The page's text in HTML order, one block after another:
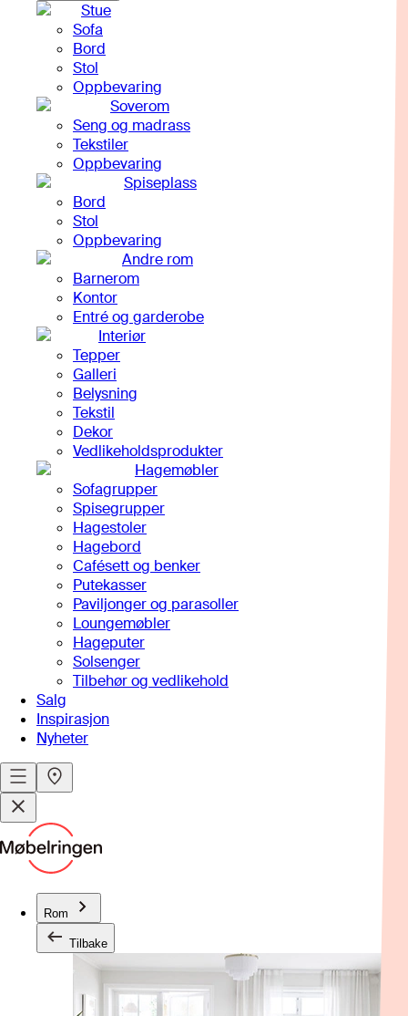
Stue
Sofa
Bord
Stol
Oppbevaring
Soverom
Seng og madrass
Tekstiler
Oppbevaring
Spiseplass
Bord
Stol
Oppbevaring
Andre rom
Barnerom
Kontor
Entré og garderobe
Interiør
Tepper
Galleri
Belysning
Tekstil
Dekor
Vedlikeholdsprodukter
Hagemøbler
Sofagrupper
Spisegrupper
Hagestoler
Hagebord
Cafésett og benker
Putekasser
Paviljonger og parasoller
Loungemøbler
Hageputer
Solsenger
Tilbehør og vedlikehold
Salg
Inspirasjon
Nyheter
Rom
Tilbake